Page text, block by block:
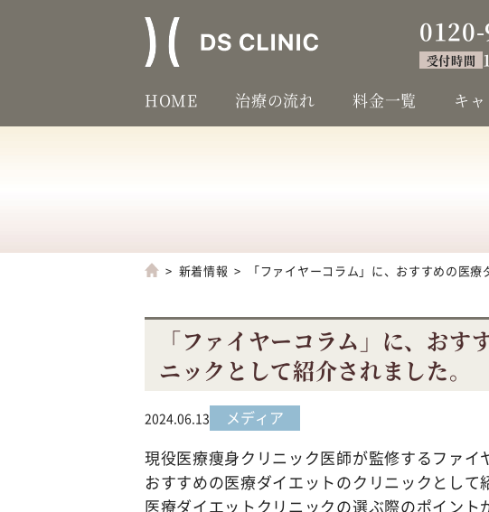
受付時間
HOME 治療の流れ 料金一覧 キ
新着情報 「ファイヤーコラム」に、おすすめの医
「ファイヤーコラム」に、おす
ニックとして紹介されました。
2024.06.13 メディア
現役医療痩身クリニック医師が監修するファイ
おすすめの医療ダイエットのクリニックとして
医療ダイエットクリニックの選ぶ際のポイント